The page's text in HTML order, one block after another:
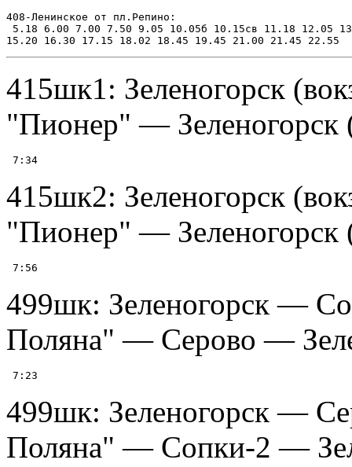
408-Ленинское от пл.Репино:
5.18 6.00 7.00 7.50 9.05 10.05б 10.15св 11.18 12.05
415шк1: Зеленогорск
"Пионер" — Зеленогорск
415шк2: Зеленогорск
"Пионер" — Зеленогорск
499шк: Зеленогорск —
Поляна" — Серово —
499шк: Зеленогорск —
Поляна" — Сопки-2 —